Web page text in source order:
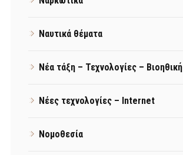
Ναυτικά θέματα
Νέα τάξη – Τεχνολογίες – Βιοηθική
Νέες τεχνολογίες – Internet
Νομοθεσία